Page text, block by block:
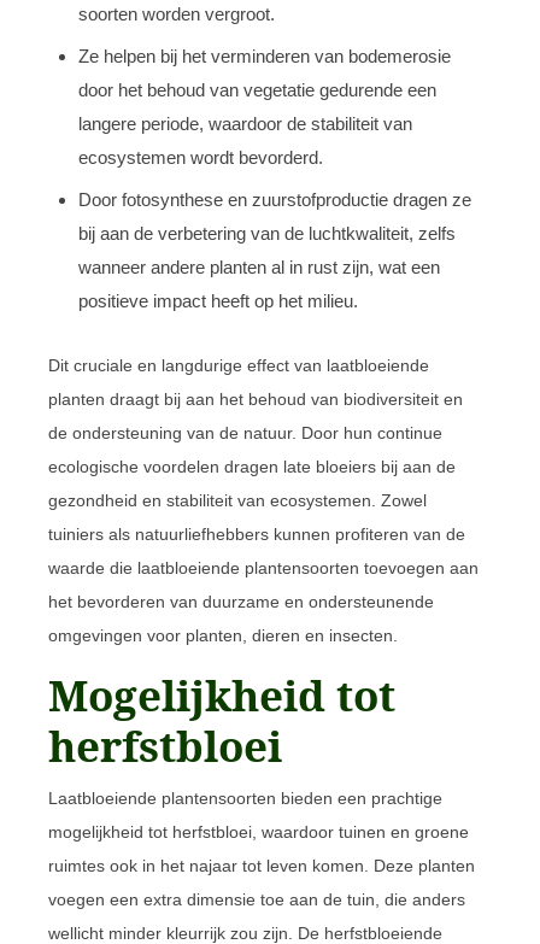
soorten worden vergroot.
Ze helpen bij het verminderen van bodemerosie
door het behoud van vegetatie gedurende een
langere periode, waardoor de stabiliteit van
ecosystemen wordt bevorderd.
Door fotosynthese en zuurstofproductie dragen ze
bij aan de verbetering van de luchtkwaliteit, zelfs
wanneer andere planten al in rust zijn, wat een
positieve impact heeft op het milieu.
Dit cruciale en langdurige effect van laatbloeiende
planten draagt bij aan het behoud van biodiversiteit en
de ondersteuning van de natuur. Door hun continue
ecologische voordelen dragen late bloeiers bij aan de
gezondheid en stabiliteit van ecosystemen. Zowel
tuiniers als natuurliefhebbers kunnen profiteren van de
waarde die laatbloeiende plantensoorten toevoegen aan
het bevorderen van duurzame en ondersteunende
omgevingen voor planten, dieren en insecten.
Mogelijkheid tot
herfstbloei
Laatbloeiende plantensoorten bieden een prachtige
mogelijkheid tot herfstbloei, waardoor tuinen en groene
ruimtes ook in het najaar tot leven komen. Deze planten
voegen een extra dimensie toe aan de tuin, die anders
wellicht minder kleurrijk zou zijn. De herfstbloeiende